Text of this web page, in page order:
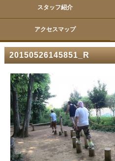
スタッフ紹介
アクセスマップ
20150526145851_R